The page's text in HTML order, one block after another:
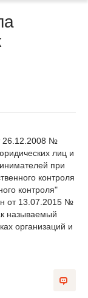
26.12.2008 №
лиц и
при
контроля
контроля"
от 13.07.2015 №
называемый
организаций и